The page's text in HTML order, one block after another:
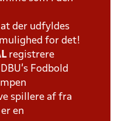
der udfyldes
for det!
registrere
Fodbold
spillere af fra
en